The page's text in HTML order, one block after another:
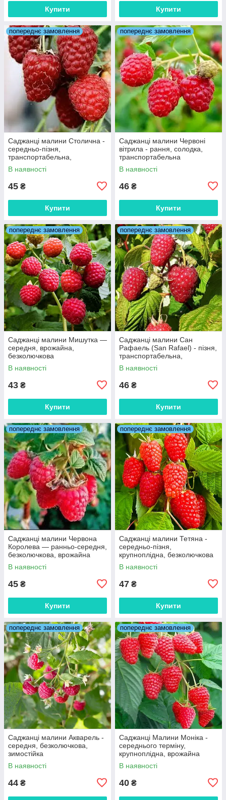
Купити Купити
попереднє замовлення
Саджанці малини Столична -
середньо-пізня,
транспортабельна,
безколючкова
В наявності
45 ₴
Купити
попереднє замовлення
Саджанці малини Червоні
вітрила - рання, солодка,
транспортабельна
В наявності
46 ₴
Купити
попереднє замовлення
Саджанці малини Мишутка —
середня, врожайна,
безколючкова
В наявності
43 ₴
Купити
попереднє замовлення
Саджанці малини Сан
Рафаель (San Rafael) - пізня,
транспортабельна,
зимостійка
В наявності
46 ₴
Купити
попереднє замовлення
Саджанці малини Червона
Королева — ранньо-середня,
безколючкова, врожайна
В наявності
45 ₴
Купити
попереднє замовлення
Саджанці малини Тетяна -
середньо-пізня,
крупноплідна, безколючкова
В наявності
47 ₴
Купити
попереднє замовлення
Саджанці малини Акварель -
середня, безколючкова,
зимостійка
В наявності
44 ₴
попереднє замовлення
Саджанці Малини Моніка -
середнього терміну,
крупноплідна, врожайна
В наявності
40 ₴